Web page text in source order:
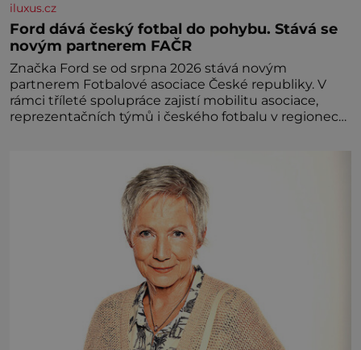
iluxus.cz
Ford dává český fotbal do pohybu. Stává se
novým partnerem FAČR
Značka Ford se od srpna 2026 stává novým
partnerem Fotbalové asociace České republiky. V
rámci tříleté spolupráce zajistí mobilitu asociace,
reprezentačních týmů i českého fotbalu v regionech.